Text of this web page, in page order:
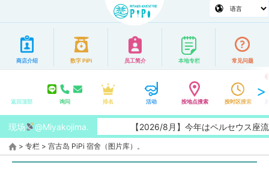
商店介绍 数字 PiPi 员工简介 本地专栏 常见问题
返回顶部 询问 排名 活动 按地点搜索 按时区搜索
现场 @Miyakojima. 【2026/8月】今年はペルセウス座流
> 专栏 > 宫古岛 PiPi 宿舍（图片库）。